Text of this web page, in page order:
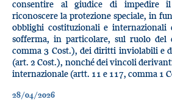
consentire al giudice di impedire
riconoscere la protezione speciale, in
obblighi costituzionali e internazionali
sofferma, in particolare, sul ruolo del
comma 3 Cost.), dei diritti inviolabili e
(art. 2 Cost.), nonché dei vincoli
internazionale (artt. 11 e 117, comma 1
28/04/2026